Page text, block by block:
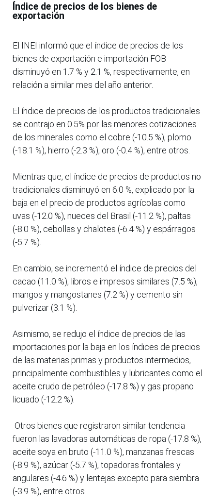
Índice de precios de los bienes de
exportación
El INEI informó que el índice de precios de los
bienes de exportación e importación FOB
disminuyó en 1.7 % y 2.1 %, respectivamente, en
relación a similar mes del año anterior.
El índice de precios de los productos tradicionales
se contrajo en 0.5% por las menores cotizaciones
de los minerales como el cobre (-10.5 %), plomo
(-18.1 %), hierro (-2.3 %), oro (-0.4 %), entre otros.
Mientras que, el índice de precios de productos no
tradicionales disminuyó en 6.0 %, explicado por la
baja en el precio de productos agrícolas como
uvas (-12.0 %), nueces del Brasil (-11.2 %), paltas
(-8.0 %), cebollas y chalotes (-6.4 %) y espárragos
(-5.7 %).
En cambio, se incrementó el índice de precios del
cacao (11.0 %), libros e impresos similares (7.5 %),
mangos y mangostanes (7.2 %) y cemento sin
pulverizar (3.1 %).
Asimismo, se redujo el índice de precios de las
importaciones por la baja en los índices de precios
de las materias primas y productos intermedios,
principalmente combustibles y lubricantes como el
aceite crudo de petróleo (-17.8 %) y gas propano
licuado (-12.2 %).
Otros bienes que registraron similar tendencia
fueron las lavadoras automáticas de ropa (-17.8 %),
aceite soya en bruto (-11.0 %), manzanas frescas
(-8.9 %), azúcar (-5.7 %), topadoras frontales y
angulares (-4.6 %) y lentejas excepto para siembra
(-3.9 %), entre otros.